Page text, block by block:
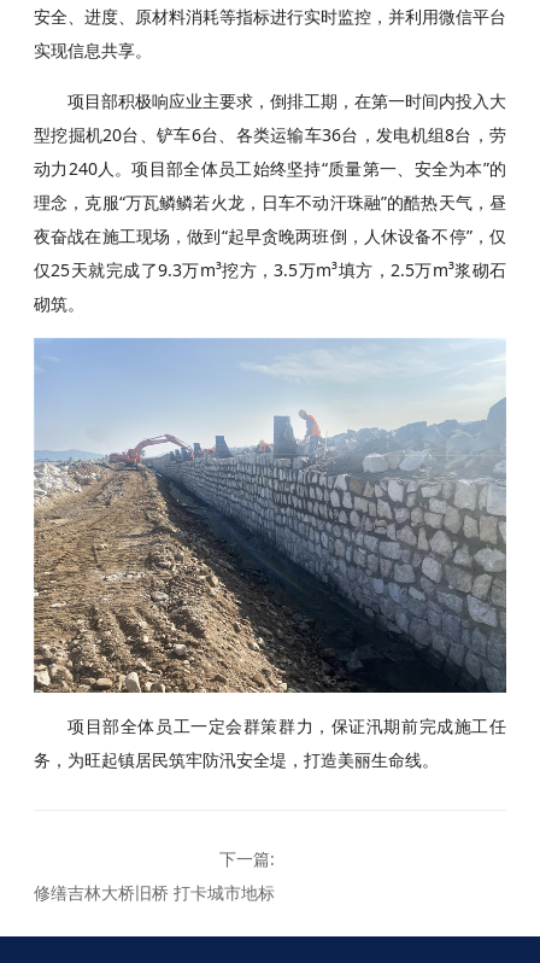
安全、进度、原材料消耗等指标进行实时监控，并利用微信平台
实现信息共享。
项目部积极响应业主要求，倒排工期，在第一时间内投入大
型挖掘机20台、铲车6台、各类运输车36台，发电机组8台，劳
动力240人。项目部全体员工始终坚持“质量第一、安全为本”的
理念，克服“万瓦鳞鳞若火龙，日车不动汗珠融”的酷热天气，昼
夜奋战在施工现场，做到“起早贪晚两班倒，人休设备不停”，仅
仅25天就完成了9.3万m³挖方，3.5万m³填方，2.5万m³浆砌石
砌筑。
项目部全体员工一定会群策群力，保证汛期前完成施工任
务，为旺起镇居民筑牢防汛安全堤，打造美丽生命线。
修缮吉林大桥旧桥 打卡城市地标